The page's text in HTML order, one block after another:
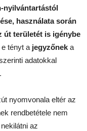
nyilvántartástól
használata során
út területét is igénybe
e tényt a jegyzőnek a
adatokkal
nyomvonala eltér az
rendbetétele nem
az